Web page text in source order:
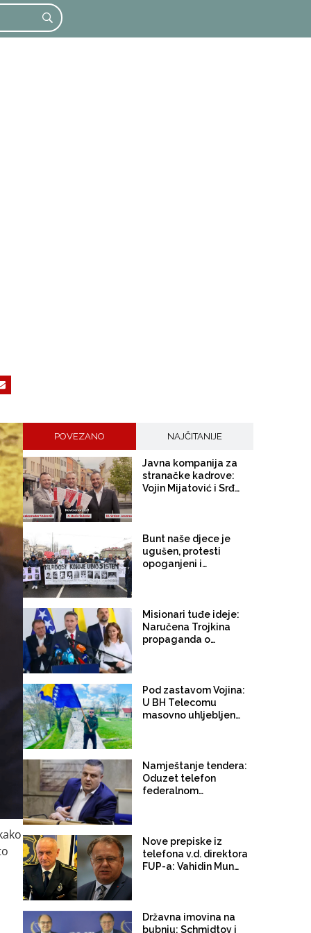
POVEZANO NAJČITANIJE
Javna kompanija za
stranačke kadrove:
Vojin Mijatović i Srđan
Telecomu; zaposlena i
Dušica Savić, bivša
novinarka RTRS-a
Bunt naše djece je
ugušen, protesti
opoganjeni i
interes Trojke!
Misionari tuđe ideje:
Naručena Trojkina
propaganda o
Pod zastavom Vojina:
U BH Telecomu
masovno uhljebljeni
novinarku RTRS-a
Namještanje tendera:
Oduzet telefon
federalnom
Nove prepiske iz
telefona v.d. direktora
FUP-a: Vahidin Munjić
KS naredilo provjere
protiv Nermina Nikšića,
Državna imovina na
bubnju: Schmidtov i